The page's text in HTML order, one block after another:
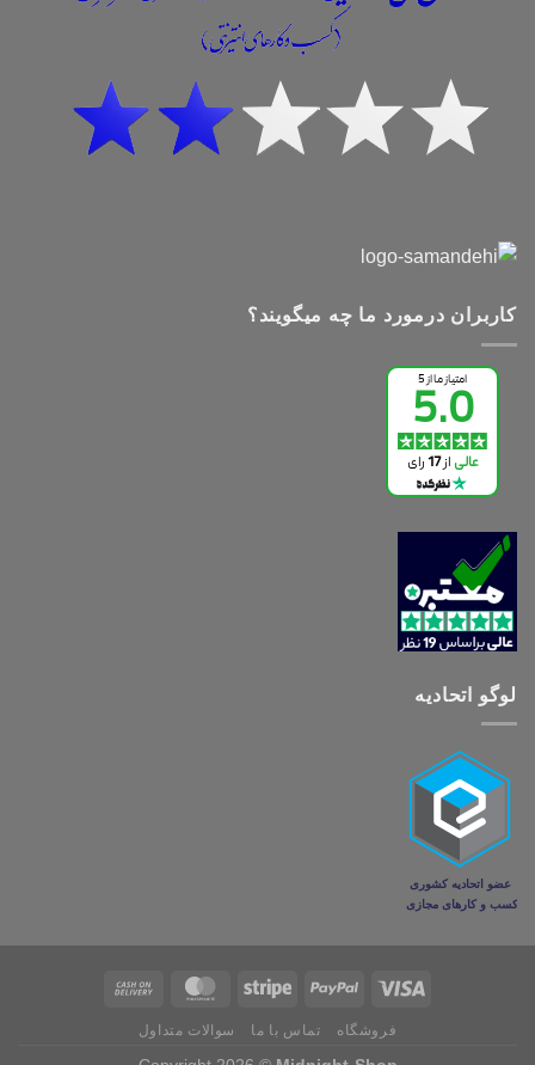
کاربران درمورد ما چه میگویند؟
لوگو اتحادیه
فروشگاه تماس با ما سوالات متداول